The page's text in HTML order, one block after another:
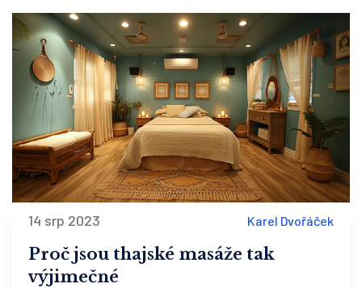
14 srp 2023 Karel Dvořáček
Proč jsou thajské masáže tak
výjimečné